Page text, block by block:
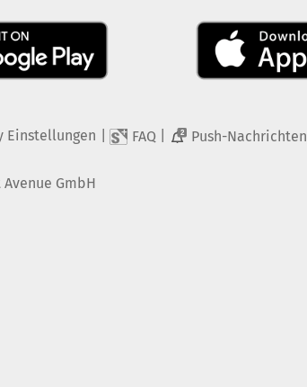
Einstellungen FAQ 2 Push-Nachrichten
Avenue GmbH